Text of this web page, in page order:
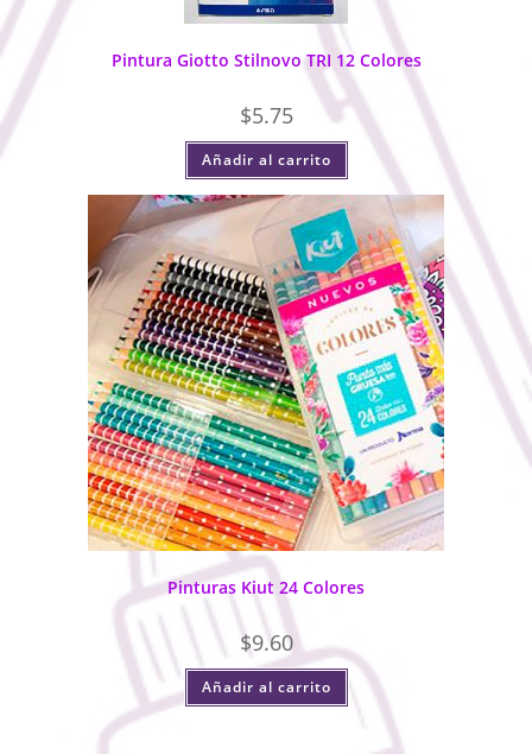
Pintura Giotto Stilnovo TRI 12 Colores
$5.75
Añadir al carrito
Pinturas Kiut 24 Colores
$9.60
Añadir al carrito